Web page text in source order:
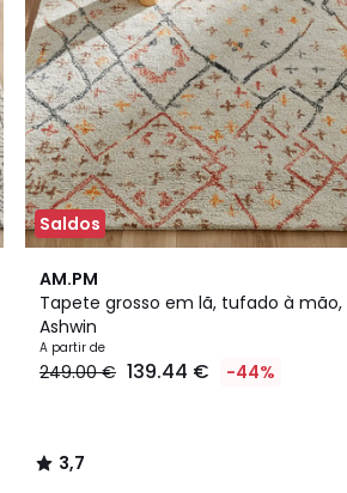
Saldos
AM.PM
Tapete grosso em lã, tufado à mão,
Ashwin
A partir de
249.00 € 139.44 € -44%
3,7
/ 5
3,7
/